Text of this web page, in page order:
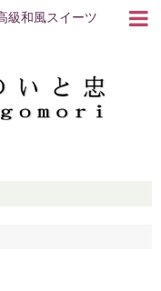
級和風スイーツ